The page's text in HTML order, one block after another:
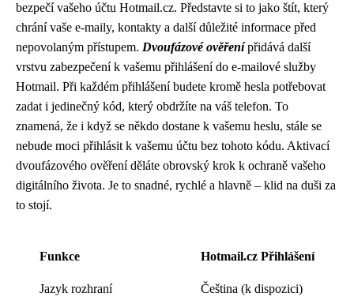
bezpečí vašeho účtu Hotmail.cz. Představte si to jako štít, který
chrání vaše e-maily, kontakty a další důležité informace před
nepovolaným přístupem. Dvoufázové ověřenípřidává další
vrstvu zabezpečení k vašemu přihlášení do e-mailové služby
Hotmail. Při každém přihlášení budete kromě hesla potřebovat
zadat i jedinečný kód, který obdržíte na váš telefon. To
znamená, že i když se někdo dostane k vašemu heslu, stále se
nebude moci přihlásit k vašemu účtu bez tohoto kódu. Aktivací
dvoufázového ověření děláte obrovský krok k ochraně vašeho
digitálního života. Je to snadné, rychlé a hlavně – klid na duši za
to stojí.
Funkce Hotmail.cz Přihlášení
Jazyk rozhraní Čeština (k dispozici)